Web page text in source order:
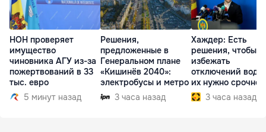
НОН проверяет
имущество
чиновника АГУ из-за
пожертвований в 33
тыс. евро
5 минут назад
Решения,
предложенные в
Генеральном плане
«Кишинёв 2040»:
электробусы и метро
3 часа назад
Хаждер: Есть
решения, чтобы
избежать
отключений
их нужно срочно
внедрить
3 часа назад